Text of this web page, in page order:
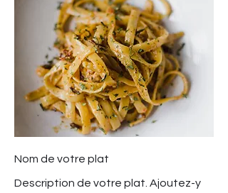
Nom de votre plat
Description de votre plat. Ajoutez-y